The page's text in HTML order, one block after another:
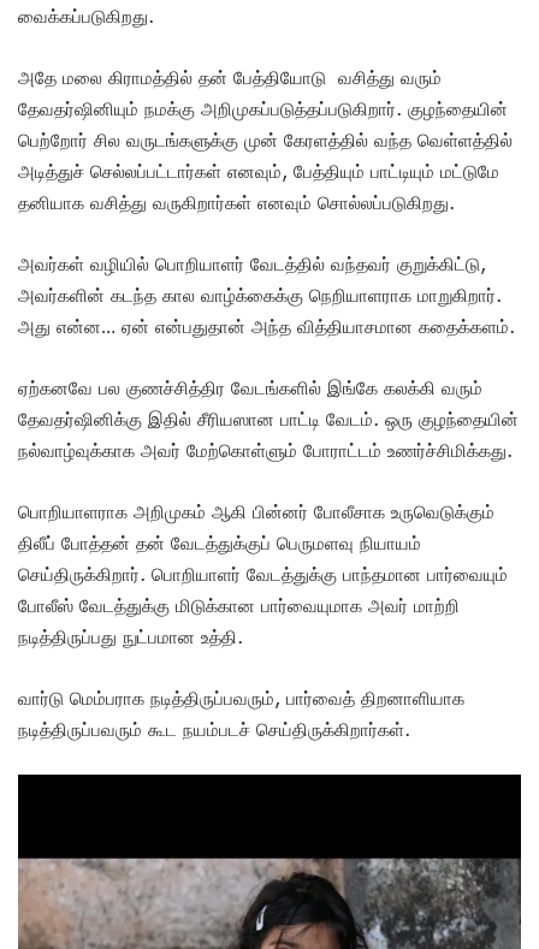
வைக்கப்படுகிறது.
அதே மலை கிராமத்தில் தன் பேத்தியோடு வசித்து வரும்
தேவதர்ஷினியும் நமக்கு அறிமுகப்படுத்தப்படுகிறார். குழந்தையின்
பெற்றோர் சில வருடங்களுக்கு முன் கேரளத்தில் வந்த வெள்ளத்தில்
அடித்துச் செல்லப்பட்டார்கள் எனவும், பேத்தியும் பாட்டியும் மட்டுமே
தனியாக வசித்து வருகிறார்கள் எனவும் சொல்லப்படுகிறது.
அவர்கள் வழியில் பொறியாளர் வேடத்தில் வந்தவர் குறுக்கிட்டு,
அவர்களின் கடந்த கால வாழ்க்கைக்கு நெறியாளராக மாறுகிறார்.
அது என்ன… ஏன் என்பதுதான் அந்த வித்தியாசமான கதைக்களம்.
ஏற்கனவே பல குணச்சித்திர வேடங்களில் இங்கே கலக்கி வரும்
தேவதர்ஷினிக்கு இதில் சீரியஸான பாட்டி வேடம். ஒரு குழந்தையின்
நல்வாழ்வுக்காக அவர் மேற்கொள்ளும் போராட்டம் உணர்ச்சிமிக்கது.
பொறியாளராக அறிமுகம் ஆகி பின்னர் போலீசாக உருவெடுக்கும்
திலீப் போத்தன் தன் வேடத்துக்குப் பெருமளவு நியாயம்
செய்திருக்கிறார். பொறியாளர் வேடத்துக்கு பாந்தமான பார்வையும்
போலீஸ் வேடத்துக்கு மிடுக்கான பார்வையுமாக அவர் மாற்றி
நடித்திருப்பது நுட்பமான உத்தி.
வார்டு மெம்பராக நடித்திருப்பவரும், பார்வைத் திறனாளியாக
நடித்திருப்பவரும் கூட நயம்படச் செய்திருக்கிறார்கள்.